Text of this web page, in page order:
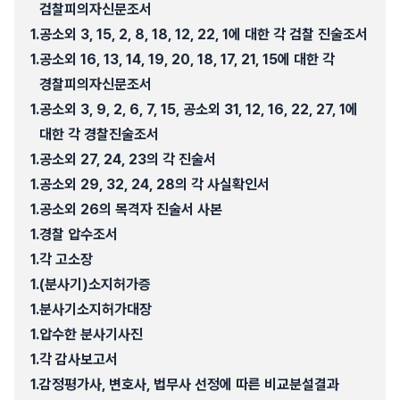
검찰피의자신문조서
1.공소외 3, 15, 2, 8, 18, 12, 22, 1에 대한 각 검찰 진술조서
1.공소외 16, 13, 14, 19, 20, 18, 17, 21, 15에 대한 각
경찰피의자신문조서
1.공소외 3, 9, 2, 6, 7, 15, 공소외 31, 12, 16, 22, 27, 1에
대한 각 경찰진술조서
1.공소외 27, 24, 23의 각 진술서
1.공소외 29, 32, 24, 28의 각 사실확인서
1.공소외 26의 목격자 진술서 사본
1.경찰 압수조서
1.각 고소장
1.(분사기)소지허가증
1.분사기소지허가대장
1.압수한 분사기사진
1.각 감사보고서
1.감정평가사, 변호사, 법무사 선정에 따른 비교분설결과